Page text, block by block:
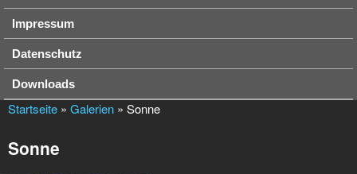
Impressum
Datenschutz
Downloads
Startseite » Galerien » Sonne
Sonne